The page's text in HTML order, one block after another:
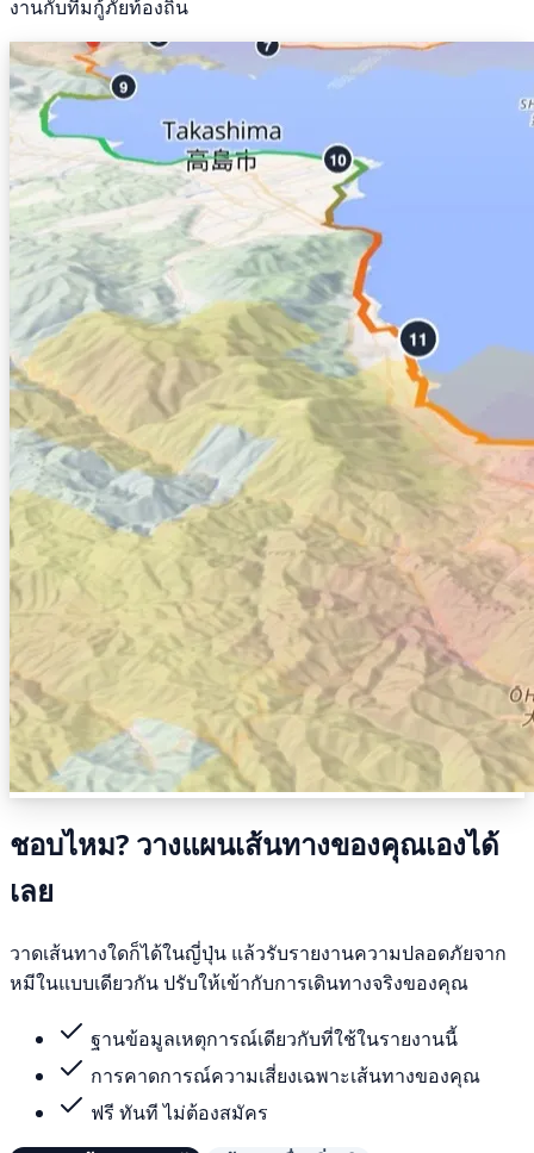
งานกับทีมกู้ภัยท้องถิ่น
ชอบไหม? วางแผนเส้นทางของคุณเองได้
เลย
วาดเส้นทางใดก็ได้ในญี่ปุ่น แล้วรับรายงานความปลอดภัยจาก
หมีในแบบเดียวกัน ปรับให้เข้ากับการเดินทางจริงของคุณ
ฐานข้อมูลเหตุการณ์เดียวกับที่ใช้ในรายงานนี้
การคาดการณ์ความเสี่ยงเฉพาะเส้นทางของคุณ
ฟรี ทันที ไม่ต้องสมัคร